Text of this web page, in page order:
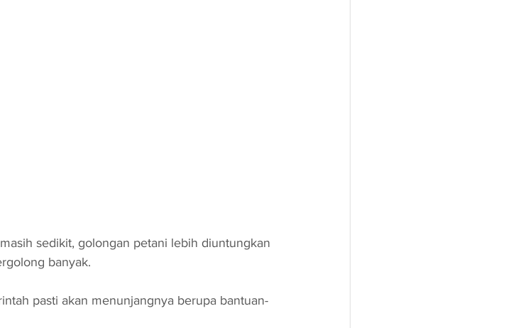
sedikit, golongan petani lebih diuntungkan
banyak.
pasti akan menunjangnya berupa bantuan-